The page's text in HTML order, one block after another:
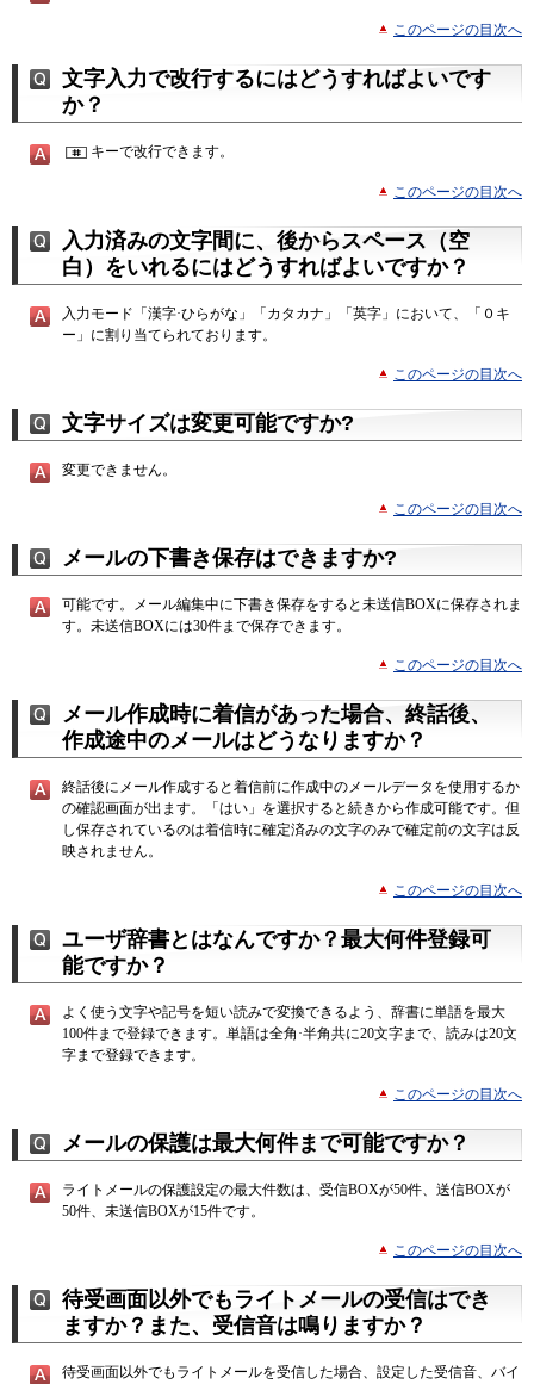
このページの目次へ
文字入力で改行するにはどうすればよいです
か？
キーで改行できます。
このページの目次へ
入力済みの文字間に、後からスペース（空
白）をいれるにはどうすればよいですか？
入力モード「漢字·ひらがな」「カタカナ」「英字」において、「０キ
ー」に割り当てられております。
このページの目次へ
文字サイズは変更可能ですか?
変更できません。
このページの目次へ
メールの下書き保存はできますか?
可能です。メール編集中に下書き保存をすると未送信BOXに保存されま
す。未送信BOXには30件まで保存できます。
このページの目次へ
メール作成時に着信があった場合、終話後、
作成途中のメールはどうなりますか？
終話後にメール作成すると着信前に作成中のメールデータを使用するか
の確認画面が出ます。「はい」を選択すると続きから作成可能です。但
し保存されているのは着信時に確定済みの文字のみで確定前の文字は反
映されません。
このページの目次へ
ユーザ辞書とはなんですか？最大何件登録可
能ですか？
よく使う文字や記号を短い読みで変換できるよう、辞書に単語を最大
100件まで登録できます。単語は全角·半角共に20文字まで、読みは20文
字まで登録できます。
このページの目次へ
メールの保護は最大何件まで可能ですか？
ライトメールの保護設定の最大件数は、受信BOXが50件、送信BOXが
50件、未送信BOXが15件です。
このページの目次へ
待受画面以外でもライトメールの受信はでき
ますか？また、受信音は鳴りますか？
待受画面以外でもライトメールを受信した場合、設定した受信音、バイ